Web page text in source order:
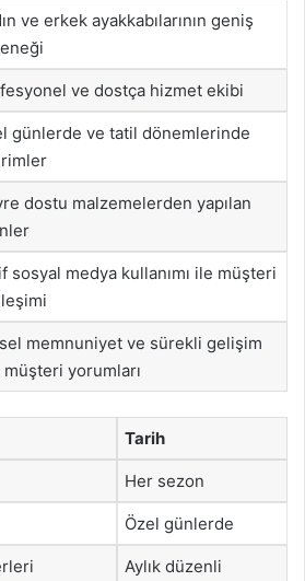
ve erkek ayakkabılarının geniş
ve dostça hizmet ekibi
günlerde ve tatil dönemlerinde
dostu malzemelerden yapılan
sosyal medya kullanımı ile müşteri
memnuniyet ve sürekli gelişim
müşteri yorumları
Tarih
Her sezon
Özel günlerde
Aylık düzenli